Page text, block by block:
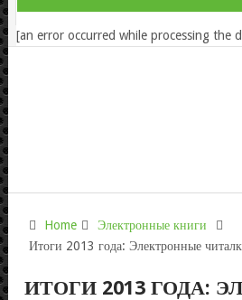
[an error occurred while processing the
Home
Электронные книги
Итоги 2013 года: Электронные
ИТОГИ 2013 ГОДА: